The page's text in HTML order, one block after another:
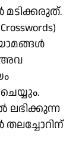
മടിക്കരുത്.
അവ
ലഭിക്കുന്ന